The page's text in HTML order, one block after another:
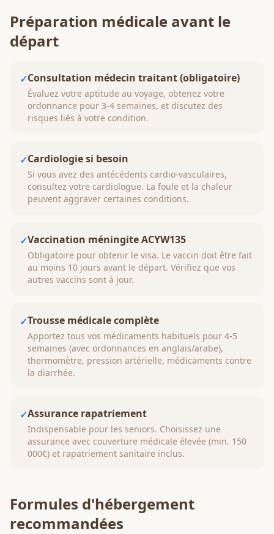
Préparation médicale avant le
départ
✓Consultation médecin traitant (obligatoire)
Évaluez votre aptitude au voyage, obtenez votre
ordonnance pour 3-4 semaines, et discutez des
risques liés à votre condition.
✓Cardiologie si besoin
Si vous avez des antécédents cardio-vasculaires,
consultez votre cardiologue. La foule et la chaleur
peuvent aggraver certaines conditions.
✓Vaccination méningite ACYW135
Obligatoire pour obtenir le visa. Le vaccin doit être fait
au moins 10 jours avant le départ. Vérifiez que vos
autres vaccins sont à jour.
✓Trousse médicale complète
Apportez tous vos médicaments habituels pour 4-5
semaines (avec ordonnances en anglais/arabe),
thermomètre, pression artérielle, médicaments contre
la diarrhée.
✓Assurance rapatriement
Indispensable pour les seniors. Choisissez une
assurance avec couverture médicale élevée (min. 150
000€) et rapatriement sanitaire inclus.
Formules d'hébergement
recommandées